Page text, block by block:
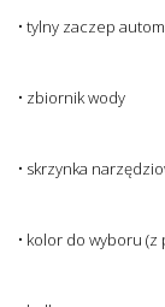
• tylny zaczep
• zbiornik wody
• skrzynka
• kolor do wyboru (z